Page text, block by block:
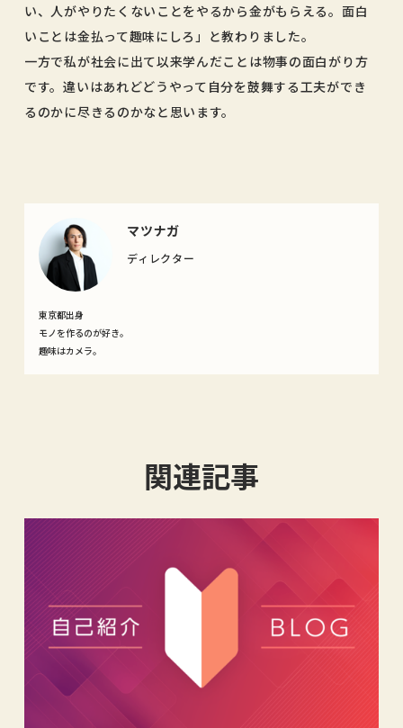
い、人がやりたくないことをやるから金がもらえる。面白
いことは金払って趣味にしろ」と教わりました。
一方で私が社会に出て以来学んだことは物事の面白がり方
です。違いはあれどどうやって自分を鼓舞する工夫ができ
るのかに尽きるのかなと思います。
マツナガ
ディレクター
東京都出身
モノを作るのが好き。
趣味はカメラ。
関連記事